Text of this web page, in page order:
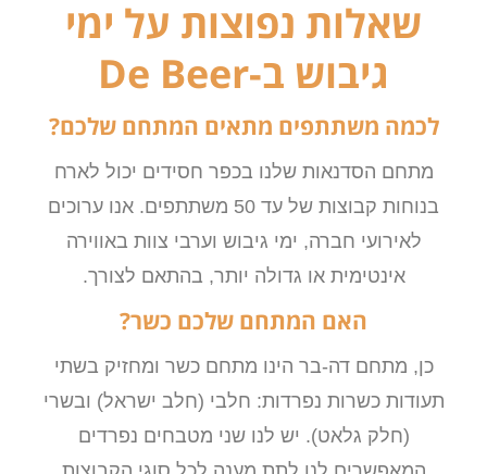
שאלות נפוצות על ימי
גיבוש ב-De Beer
לכמה משתתפים מתאים המתחם שלכם?
מתחם הסדנאות שלנו בכפר חסידים יכול לארח
בנוחות קבוצות של עד 50 משתתפים. אנו ערוכים
לאירועי חברה, ימי גיבוש וערבי צוות באווירה
אינטימית או גדולה יותר, בהתאם לצורך.
האם המתחם שלכם כשר?
כן, מתחם דה-בר הינו מתחם כשר ומחזיק בשתי
תעודות כשרות נפרדות: חלבי (חלב ישראל) ובשרי
(חלק גלאט). יש לנו שני מטבחים נפרדים